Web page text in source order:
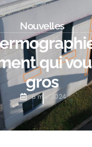
Nouvelles
qui
gros
6 mai 2024